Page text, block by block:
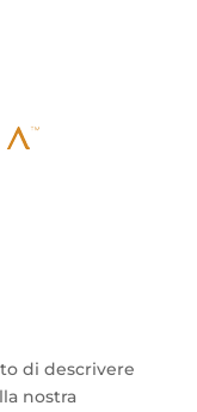
di descrivere
nostra